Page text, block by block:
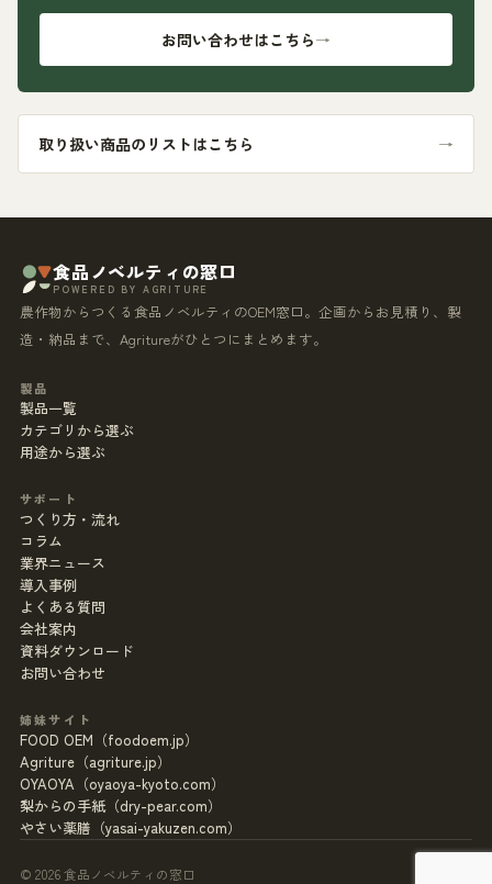
お問い合わせはこちら→
取り扱い商品のリストはこちら →
食品ノベルティの窓口
POWERED BY AGRITURE
農作物からつくる食品ノベルティのOEM窓口。企画からお見積り、製
造・納品まで、Agritureがひとつにまとめます。
製品
製品一覧
カテゴリから選ぶ
用途から選ぶ
サポート
つくり方・流れ
コラム
業界ニュース
導入事例
よくある質問
会社案内
資料ダウンロード
お問い合わせ
姉妹サイト
FOOD OEM（foodoem.jp）
Agriture（agriture.jp）
OYAOYA（oyaoya-kyoto.com）
梨からの手紙（dry-pear.com）
やさい薬膳（yasai-yakuzen.com）
© 2026 食品ノベルティの窓口